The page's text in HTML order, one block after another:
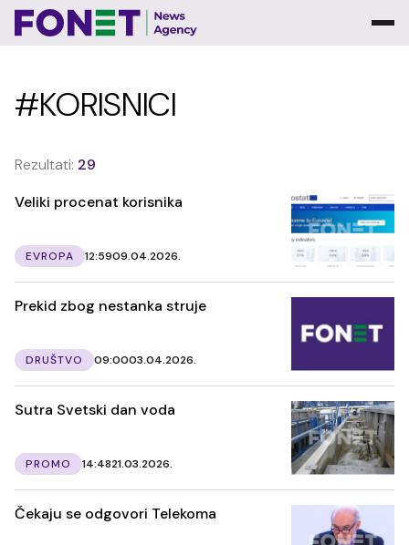
#KORISNICI
Rezultati: 29
Veliki procenat korisnika
EVROPA 12:5909.04.2026.
Prekid zbog nestanka struje
DRUŠTVO 09:0003.04.2026.
Sutra Svetski dan voda
PROMO 14:4821.03.2026.
Čekaju se odgovori Telekoma